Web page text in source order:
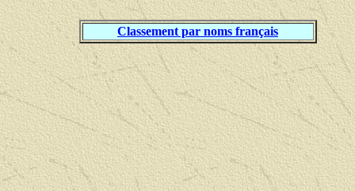
Classement par noms français